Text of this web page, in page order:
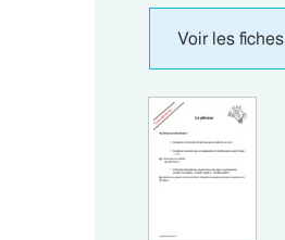
Voir les fiches